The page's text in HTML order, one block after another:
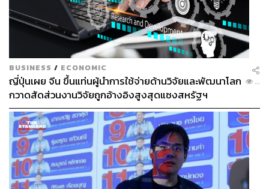
BUSINESS / ECONOMIC
ญี่ปุ่นเผย จีน ขึ้นแท่นผู้นำการใช้จ่ายด้านวิจัยและพัฒนาโลก
กวาดสัดส่วนงานวิจัยถูกอ้างอิงสูงสุดแซงสหรัฐฯ
...